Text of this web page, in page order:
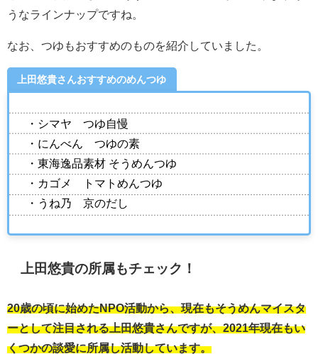
うなラインナップですね。
なお、つゆもおすすめのものを紹介していました。
上田悠貴さんおすすめのめんつゆ
・シマヤ つゆ自慢
・にんべん つゆの素
・東海逸品素材 そうめんつゆ
・カゴメ トマトめんつゆ
・うね乃 京のだし
上田悠貴の所属もチェック！
20歳の頃に始めたNPO活動から、現在もそうめんマイスタ
ーとして注目される上田悠貴さんですが、2021年現在もい
くつかの談愛に所属し活動しています。